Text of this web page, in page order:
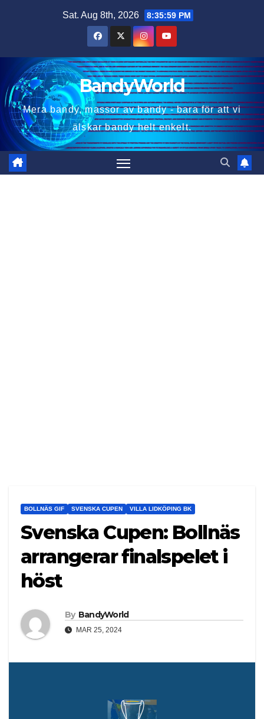
Sat. Aug 8th, 2026 8:36:00 PM
BandyWorld
Mera bandy, massor av bandy - bara för att vi
älskar bandy helt enkelt.
BOLLNÄS GIF SVENSKA CUPEN VILLA LIDKÖPING BK
Svenska Cupen: Bollnäs
arrangerar finalspelet i
höst
By BandyWorld
MAR 25, 2024